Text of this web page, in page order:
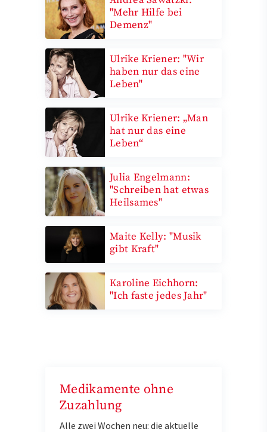
"Mehr Hilfe bei
Demenz"
Ulrike Kriener: "Wir
haben nur das eine
Leben"
Ulrike Kriener: „Man
hat nur das eine
Leben“
Julia Engelmann:
"Schreiben hat etwas
Heilsames"
Maite Kelly: "Musik
gibt Kraft"
Karoline Eichhorn:
"Ich faste jedes Jahr"
Medikamente ohne
Zuzahlung
Alle zwei Wochen neu: die aktuelle